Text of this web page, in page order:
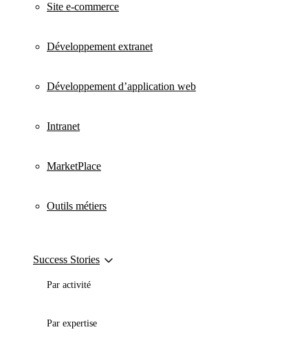
Site e-commerce
Développement extranet
Développement d’application web
Intranet
MarketPlace
Outils métiers
Success Stories
Par activité
Par expertise